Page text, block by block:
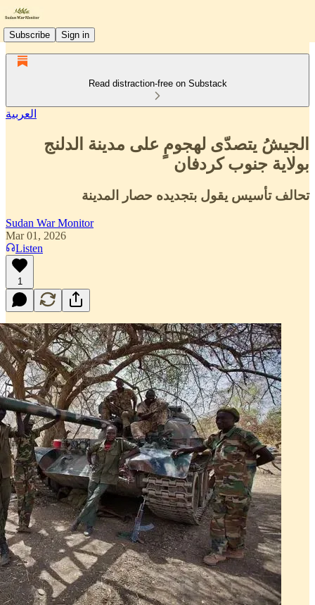
Subscribe Sign in
Read distraction-free on Substack
العربية
الجيشُ يتصدّى لهجومٍ على مدينة الدلنج
بولاية جنوب كردفان
تحالف تأسيس يقول بتجديده حصار المدينة
Sudan War Monitor
Mar 01, 2026
Listen
1